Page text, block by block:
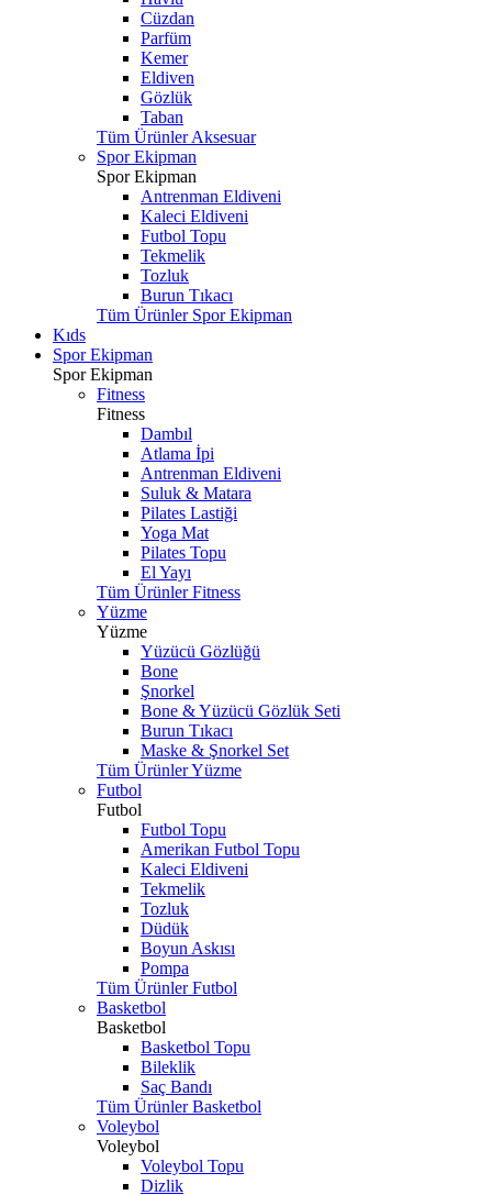
Cüzdan
Parfüm
Kemer
Eldiven
Gözlük
Taban
Tüm Ürünler Aksesuar
Spor Ekipman
Spor Ekipman
Antrenman Eldiveni
Kaleci Eldiveni
Futbol Topu
Tekmelik
Tozluk
Burun Tıkacı
Tüm Ürünler Spor Ekipman
Kıds
Spor Ekipman
Spor Ekipman
Fitness
Fitness
Dambıl
Atlama İpi
Antrenman Eldiveni
Suluk & Matara
Pilates Lastiği
Yoga Mat
Pilates Topu
El Yayı
Tüm Ürünler Fitness
Yüzme
Yüzme
Yüzücü Gözlüğü
Bone
Şnorkel
Bone & Yüzücü Gözlük Seti
Burun Tıkacı
Maske & Şnorkel Set
Tüm Ürünler Yüzme
Futbol
Futbol
Futbol Topu
Amerikan Futbol Topu
Kaleci Eldiveni
Tekmelik
Tozluk
Düdük
Boyun Askısı
Pompa
Tüm Ürünler Futbol
Basketbol
Basketbol
Basketbol Topu
Bileklik
Saç Bandı
Tüm Ürünler Basketbol
Voleybol
Voleybol
Voleybol Topu
Dizlik